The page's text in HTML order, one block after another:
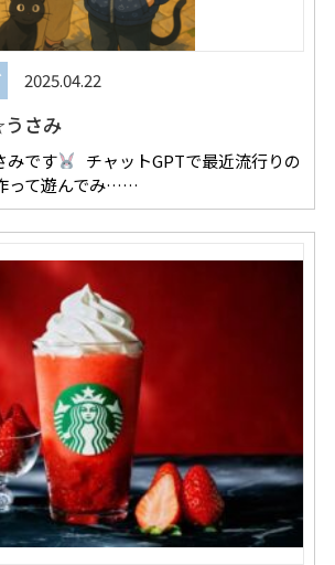
2025.04.22
さみ
みです
チャットGPTで最近流行りの
って遊んでみ……